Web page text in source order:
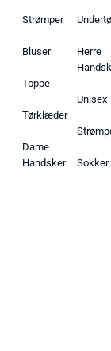
Strømper
Bluser
Toppe
Tørklæder
Dame
Handsker
Herre
Unisex
Sokker